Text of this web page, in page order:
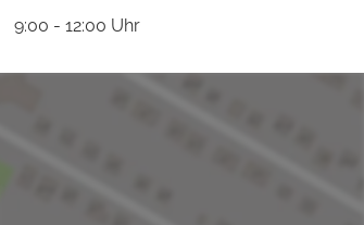
9:00 - 12:00 Uhr